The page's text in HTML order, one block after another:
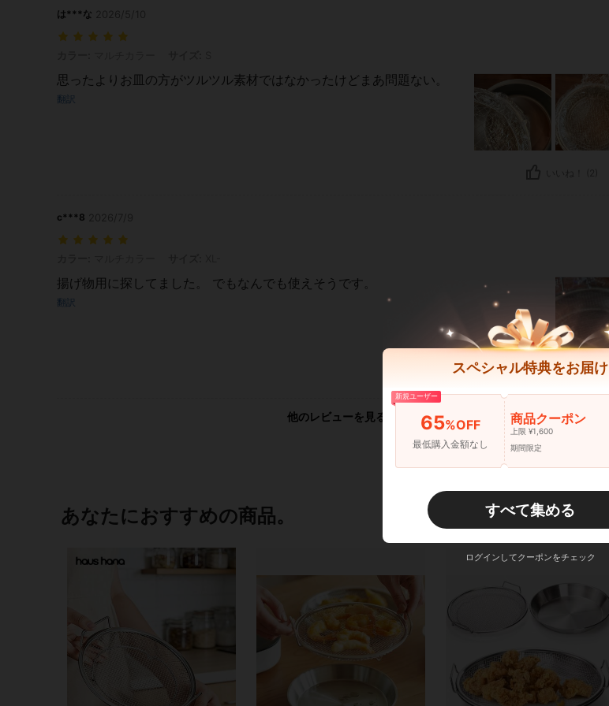
は***な
思ったよりお皿の方がツルツル素材ではなかったけどまあ問題ない。
翻訳
c***8
揚げ物用に探してました。 でもなんでも使えそうです。
翻訳
いいね！ (0)
他のレビューを見る
あなたにおすすめの商品。
スペシャル特典をお届け
新規ユーザー
65%OFF
最低購入金額なし
商品クーポン
上限 ¥1,600
期間限定
すべて集める
ログインしてクーポンをチェック